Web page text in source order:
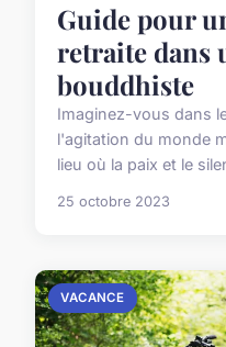
Guide pour
retraite dans
bouddhiste
Imaginez-vous dans
l'agitation du monde
lieu où la paix et le
25 octobre 2023
VACANCE